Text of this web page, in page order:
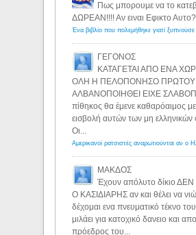
Πως μπορουμε να το
ΔΩΡΕΑΝ!!!! Αν ειναι Εφικτο Αυτο?
ΓΕΓΟΝΟΣ
ΚΑΤΑΓΕΤΑΙ ΑΠΟ ΕΝΑ
ΟΛΗ Η ΠΕΛΟΠΟΝΗΣΟ ΠΡΩΤΟΥ
ΑΛΒΑΝΟΠΟΙΗΘΕΙ ΕΙΧΕ
πίθηκος θα έμενε καθαρόαιμος
εισβολή αυτών των μη ελληνικών
Οι...
ΜΑΚΔΟΣ
Έχουν απόλυτο δίκιο
Ο ΚΑΣΙΔΙΑΡΗΣ αν και θέλει να
δέχομαι ενα πνευματικό τέκνο
μιλάει για κατοχικό δανειο και
πρόεδρος του...